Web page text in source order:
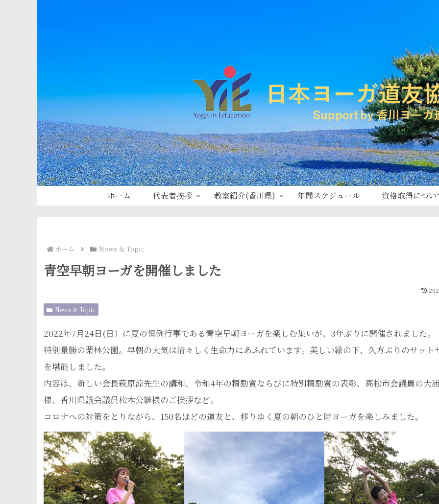
ホーム 代表者挨拶 教室紹介(香川県) 年間スケジュール 資格取得につい
ホーム News ＆ Topic
青空早朝ヨーガを開催しました
News ＆ Topic
2022年7月24日(日）に夏の恒例行事である青空早朝ヨーガを楽しむ集いが、3年ぶりに開催されました。
特別景勝の栗林公園。早朝の大気は清々しく生命力にあふれています。美しい緑の下、久方ぶりのサット
を堪能しました。
内容は、新しい会長萩原涼先生の講和、令和4年の精励賞ならびに特別精励賞の表彰、高松市会議員の大
様、香川県議会議員松本公継様のご挨拶など。
コロナへの対策をとりながら、150名ほどの道友と、移りゆく夏の朝のひと時ヨーガを楽しみました。